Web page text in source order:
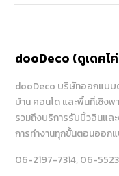
dooDeco (ดูเดคโ
dooDeco บริษัทออกแบบ
บ้าน คอนโด และพื้นที่เชิง
รวมถึงบริการรับบิ้วอินแล
การทำงานทุกขั้นตอนออก
06-2197-7314, 06-